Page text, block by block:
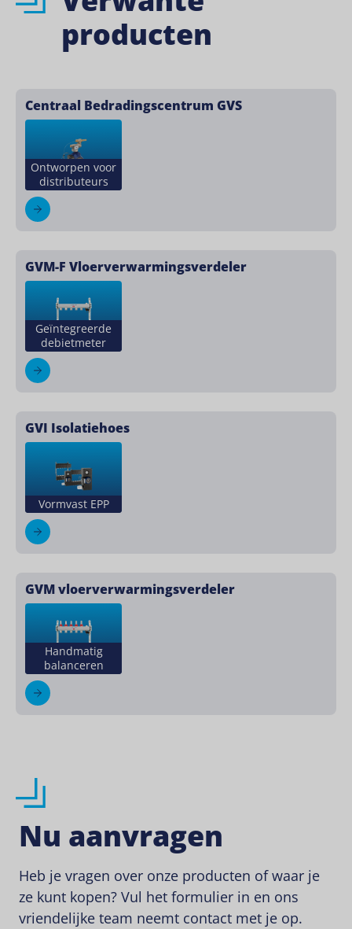
producten
Centraal Bedradingscentrum GVS
Ontworpen voor
distributeurs
GVM-F Vloerverwarmingsverdeler
Geïntegreerde
debietmeter
GVI Isolatiehoes
Vormvast EPP
GVM vloerverwarmingsverdeler
Handmatig
balanceren
Nu aanvragen
Heb je vragen over onze producten of waar je
ze kunt kopen? Vul het formulier in en ons
vriendelijke team neemt contact met je op.